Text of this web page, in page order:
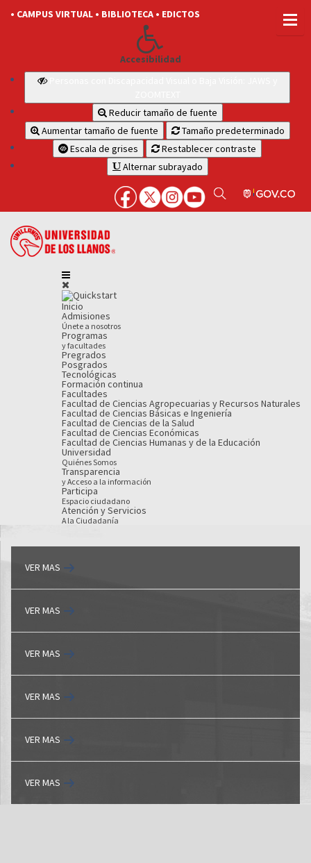
• CAMPUS VIRTUAL • BIBLIOTECA • EDICTOS
Accesibilidad
Reducir tamaño de fuente
Aumentar tamaño de fuente
Tamaño predeterminado
Escala de grises
Restablecer contraste
Alternar subrayado
Inicio
Admisiones
Únete a nosotros
Programas
y facultades
Pregrados
Posgrados
Tecnológicas
Formación continua
Facultades
Facultad de Ciencias Agropecuarias y Recursos Naturales
Facultad de Ciencias Básicas e Ingeniería
Facultad de Ciencias de la Salud
Facultad de Ciencias Económicas
Facultad de Ciencias Humanas y de la Educación
Universidad
Quiénes Somos
Transparencia
y Acceso a la información
Participa
Espacio ciudadano
Atención y Servicios
A la Ciudadanía
VER MAS
VER MAS
VER MAS
VER MAS
VER MAS
VER MAS